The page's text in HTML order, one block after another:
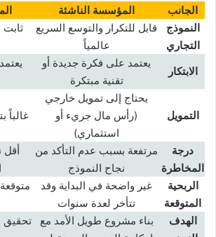
الجانب المؤسسة الناشئة
النموذج
التجاري
قابل للتكرار والتوسع السريع
عالمياً
الابتكار
يعتمد على فكرة جديدة أو
تقنية مبتكرة
التمويل
يحتاج إلى تمويل خارجي
(رأس مال جريء أو
استثماري)
غالباً
درجة
المخاطرة
مرتفعة بسبب عدم التأكد من
نجاح النموذج
أقل
الربحية
المتوقعة
غير واضحة في البداية وقد
تتأخر لعدة سنوات
الهدف
بناء مشروع طويل الأمد مع
تحقيق